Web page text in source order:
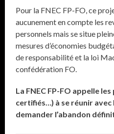
Pour la FNEC FP-FO, ce
aucunement en compte les
personnels mais se situe
mesures d’économies
de responsabilité et la loi
confédération FO.
La FNEC FP-FO appelle les
certifiés…) à se réunir
demander l’abandon